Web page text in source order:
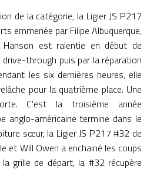
de la catégorie, la Ligier JS P217
emmenée par Filipe Albuquerque,
est ralentie en début de
through puis par la réparation
les six dernières heures, elle
pour la quatrième place. Une
C'est la troisième année
anglo-américaine termine dans le
sœur, la Ligier JS P217 #32 de
et Will Owen a enchainé les coups
grille de départ, la #32 récupère